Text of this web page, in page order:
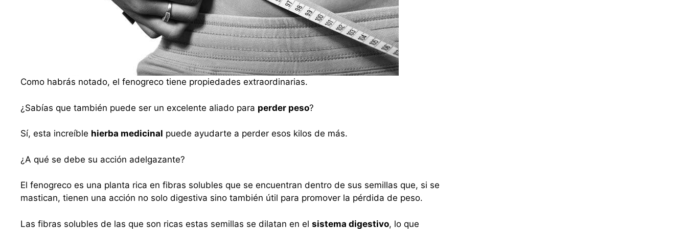
Como habrás notado, el fenogreco tiene propiedades extraordinarias.
¿Sabías que también puede ser un excelente aliado para perder peso?
Sí, esta increíble hierba medicinal puede ayudarte a perder esos kilos de más.
¿A qué se debe su acción adelgazante?
El fenogreco es una planta rica en fibras solubles que se encuentran dentro de sus semillas que, si se
mastican, tienen una acción no solo digestiva sino también útil para promover la pérdida de peso.
Las fibras solubles de las que son ricas estas semillas se dilatan en el sistema digestivo, lo que